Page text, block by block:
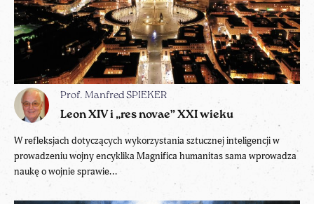
Prof. Manfred SPIEKER
Leon XIV i „res novae” XXI wieku
W refleksjach dotyczących wykorzystania sztucznej inteligencji w
prowadzeniu wojny encyklika Magnifica humanitas sama wprowadza
naukę o wojnie sprawie...